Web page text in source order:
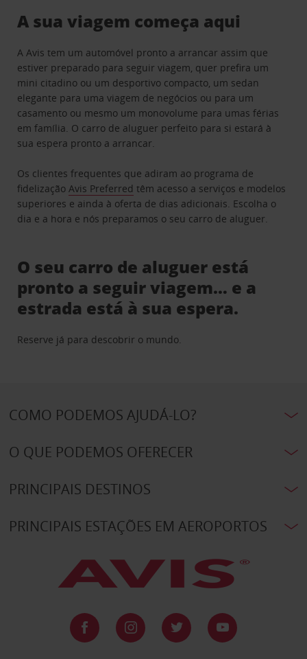
A sua viagem começa aqui
A Avis tem um automóvel pronto a arrancar assim que
estiver preparado para seguir viagem, quer prefira um
mini citadino ou um desportivo compacto, um sedan
elegante para uma viagem de negócios ou para um
casamento ou mesmo um monovolume para umas férias
em família. O carro de aluguer perfeito para si estará à
sua espera pronto a arrancar.
Os clientes frequentes que adiram ao programa de
fidelizaçãoAvis Preferred têm acesso a serviços e modelos
superiores e ainda à oferta de dias adicionais. Escolha o
dia e a hora e nós preparamos o seu carro de aluguer.
O seu carro de aluguer está
pronto a seguir viagem… e a
estrada está à sua espera.
Reserve já para descobrir o mundo.
COMO PODEMOS AJUDÁ-LO?
O QUE PODEMOS OFERECER
PRINCIPAIS DESTINOS
PRINCIPAIS ESTAÇÕES EM AEROPORTOS